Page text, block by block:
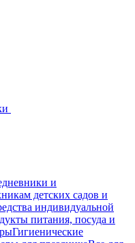
и
детских садов и
индивидуальной
питания, посуда и
Гигиенические